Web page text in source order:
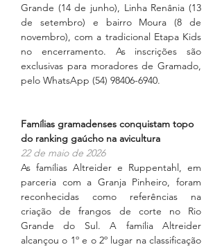
Grande (14 de junho), Linha Renânia (13
de setembro) e bairro Moura (8 de
novembro), com a tradicional Etapa Kids
no encerramento. As inscrições são
exclusivas para moradores de Gramado,
pelo WhatsApp (54) 98406-6940.
Famílias gramadenses conquistam topo
do ranking gaúcho na avicultura
22 de maio de 2026
As famílias Altreider e Ruppentahl, em
parceria com a Granja Pinheiro, foram
reconhecidas como referências na
criação de frangos de corte no Rio
Grande do Sul. A família Altreider
alcançou o 1º e o 2º lugar na classificação